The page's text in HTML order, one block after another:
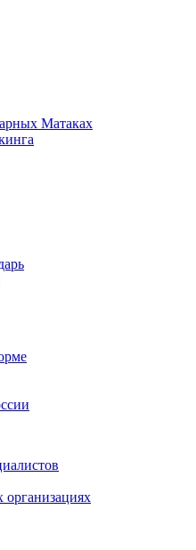
Матаках
организациях